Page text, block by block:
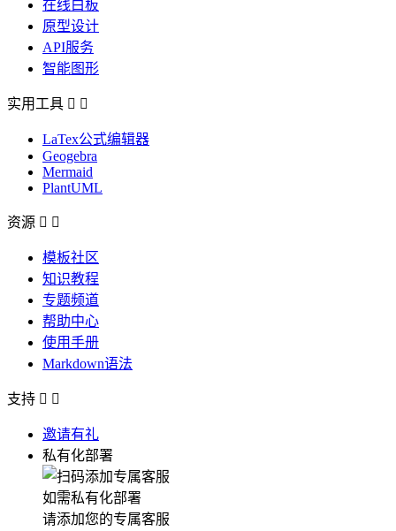
在线白板
原型设计
API服务
智能图形
实用工具  
LaTex公式编辑器
Geogebra
Mermaid
PlantUML
资源  
模板社区
知识教程
专题频道
帮助中心
使用手册
Markdown语法
支持  
邀请有礼
私有化部署
如需私有化部署
请添加您的专属客服